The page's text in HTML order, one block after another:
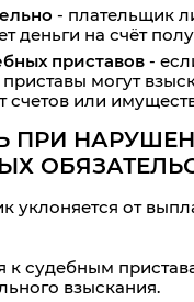
- плательщик
деньги на счёт
приставов -
могут
счетов или
ПРИ
уклоняется от
к судебным
взыскания.